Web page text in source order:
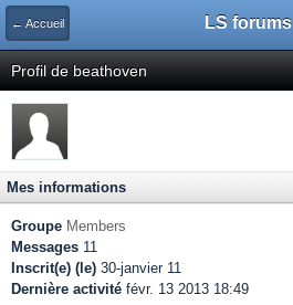
← Accueil LS forums
Profil de beathoven
Mes informations
Groupe Members
Messages 11
Inscrit(e) (le) 30-janvier 11
Dernière activité févr. 13 2013 18:49